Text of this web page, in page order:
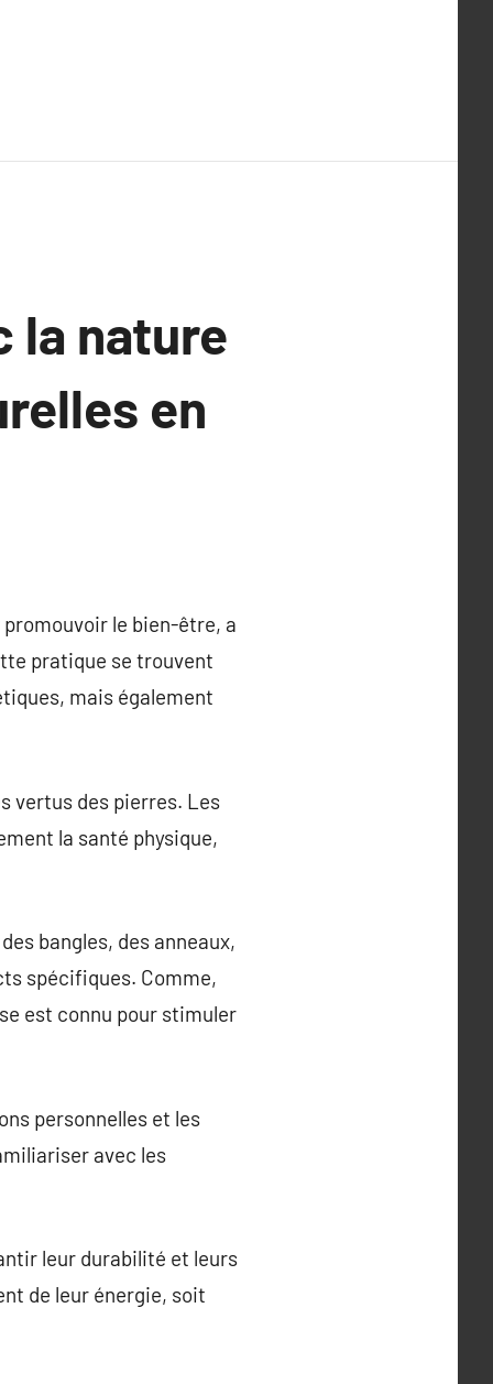
la nature
en
le bien-être, a
pratique se trouvent
mais également
vertus des pierres. Les
la santé physique,
bangles, des anneaux,
spécifiques. Comme,
est connu pour stimuler
personnelles et les
avec les
leur durabilité et leurs
de leur énergie, soit